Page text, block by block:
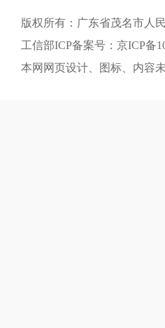
版权所有：广东省茂名市人
工信部ICP备案号：京ICP备
本网网页设计、图标、内容